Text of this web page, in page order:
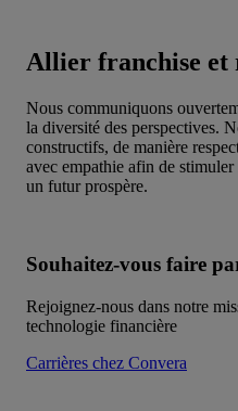
Allier franchise et
Nous communiquons
la diversité des perspectives.
constructifs, de manière
avec empathie afin de stimuler
un futur prospère.
Souhaitez-vous faire
Rejoignez-nous dans notre
technologie financière
Carrières chez Convera